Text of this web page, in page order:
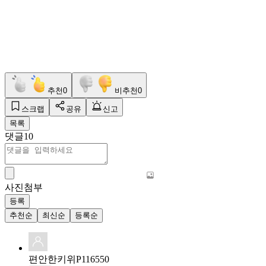
추천0 비추천0
스크랩 공유
신고
목록
댓글10
사진첨부
등록
추천순
최신순 등록순
편안한키위P116550